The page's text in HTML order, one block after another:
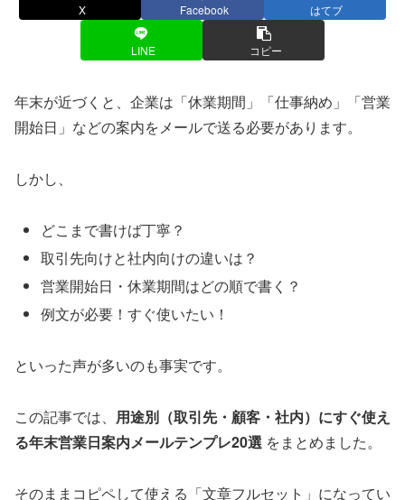
X Facebook はてブ
LINE コピー
年末が近づくと、企業は「休業期間」「仕事納め」「営業
開始日」などの案内をメールで送る必要があります。
しかし、
どこまで書けば丁寧？
取引先向けと社内向けの違いは？
営業開始日・休業期間はどの順で書く？
例文が必要！すぐ使いたい！
といった声が多いのも事実です。
この記事では、 用途別（取引先・顧客・社内）にすぐ使え
る年末営業日案内メールテンプレ20選 をまとめました。
そのままコピペして使える「文章フルセット」になってい